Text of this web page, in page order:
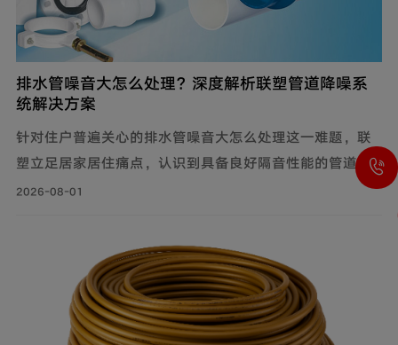
排水管噪音大怎么处理？深度解析联塑管道降噪系
统解决方案
针对住户普遍关心的排水管噪音大怎么处理这一难题，联
塑立足居家居住痛点，认识到具备良好隔音性能的管道系
统，能有效降低水流传递的给周围环境带来的影响，付诸
者带来福音。
2026-08-01